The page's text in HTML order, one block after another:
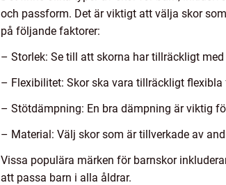
och passform. Det är viktigt att välja skor
på följande faktorer:
– Storlek: Se till att skorna har tillräckligt
– Flexibilitet: Skor ska vara tillräckligt
– Stötdämpning: En bra dämpning är viktig
– Material: Välj skor som är tillverkade av
Vissa populära märken för barnskor
att passa barn i alla åldrar.